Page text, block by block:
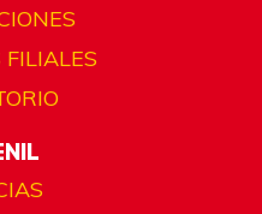
FILIALES